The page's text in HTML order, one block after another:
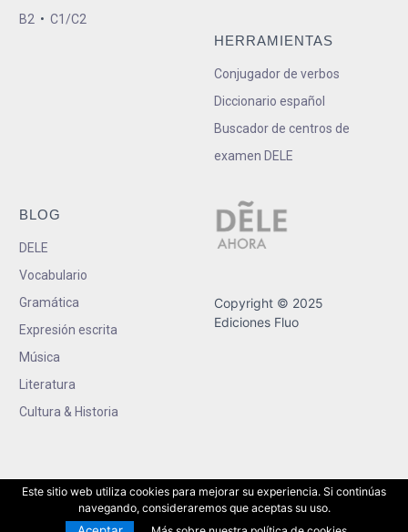
B2 • C1/C2
HERRAMIENTAS
Conjugador de verbos
Diccionario español
Buscador de centros de
examen DELE
BLOG
DELE
Vocabulario
Gramática
Expresión escrita
Música
Literatura
Cultura & Historia
Copyright © 2025
Ediciones Fluo
Este sitio web utiliza cookies para mejorar su experiencia. Si continúas
navegando, consideraremos que aceptas su uso.